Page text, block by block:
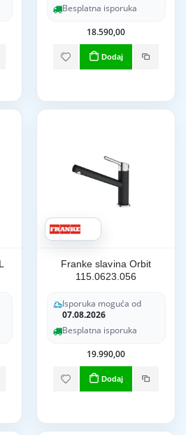
Besplatna isporuka
18.590,00
Dodaj
Franke slavina Orbit
115.0623.056
Isporuka moguća od
07.08.2026
Besplatna isporuka
19.990,00
Dodaj